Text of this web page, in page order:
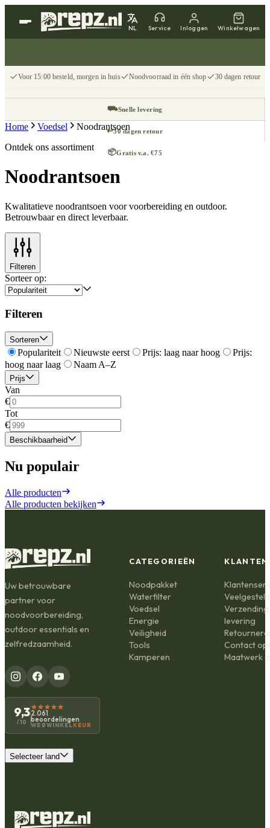
NL Service Inloggen Winkelwagen
Voor 15:00 besteld, morgen in huis Noodvoorraad in één shop 30 dagen retour
⛟Snelle levering
↩30 dagen retour
📦Gratis v.a. €75
Home Voedsel
Noodrantsoen
Ontdek ons assortiment
Noodrantsoen
Kwalitatieve noodrantsoen voor voorbereiding en outdoor.
Betrouwbaar en direct leverbaar.
Filteren
Sorteer op:
Filteren
Sorteren
Populariteit Nieuwste eerst Prijs: laag naar hoog
Prijs:
hoog naar laag
Naam A–Z
Prijs
Van
€
Tot
€
Beschikbaarheid
Nu populair
Alle producten
Alle producten bekijken
Uw betrouwbare
partner voor
noodvoorbereiding,
outdoor essentials en
zelfredzaamheid.
9,3
/10
2.061
beoordelingen
WEBWINKEL KEUR
Selecteer land
CATEGORIEËN
Noodpakket
Waterfilter
Voedsel
Energie
Veiligheid
Tools
Kamperen
Verzending
levering
Contact
Maatwerk